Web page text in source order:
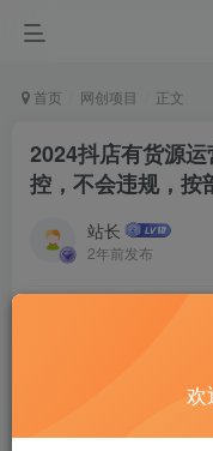
首页 网创项目 正文
2024抖店有货源
控，不会违规，按
站长
2年前发布
欢